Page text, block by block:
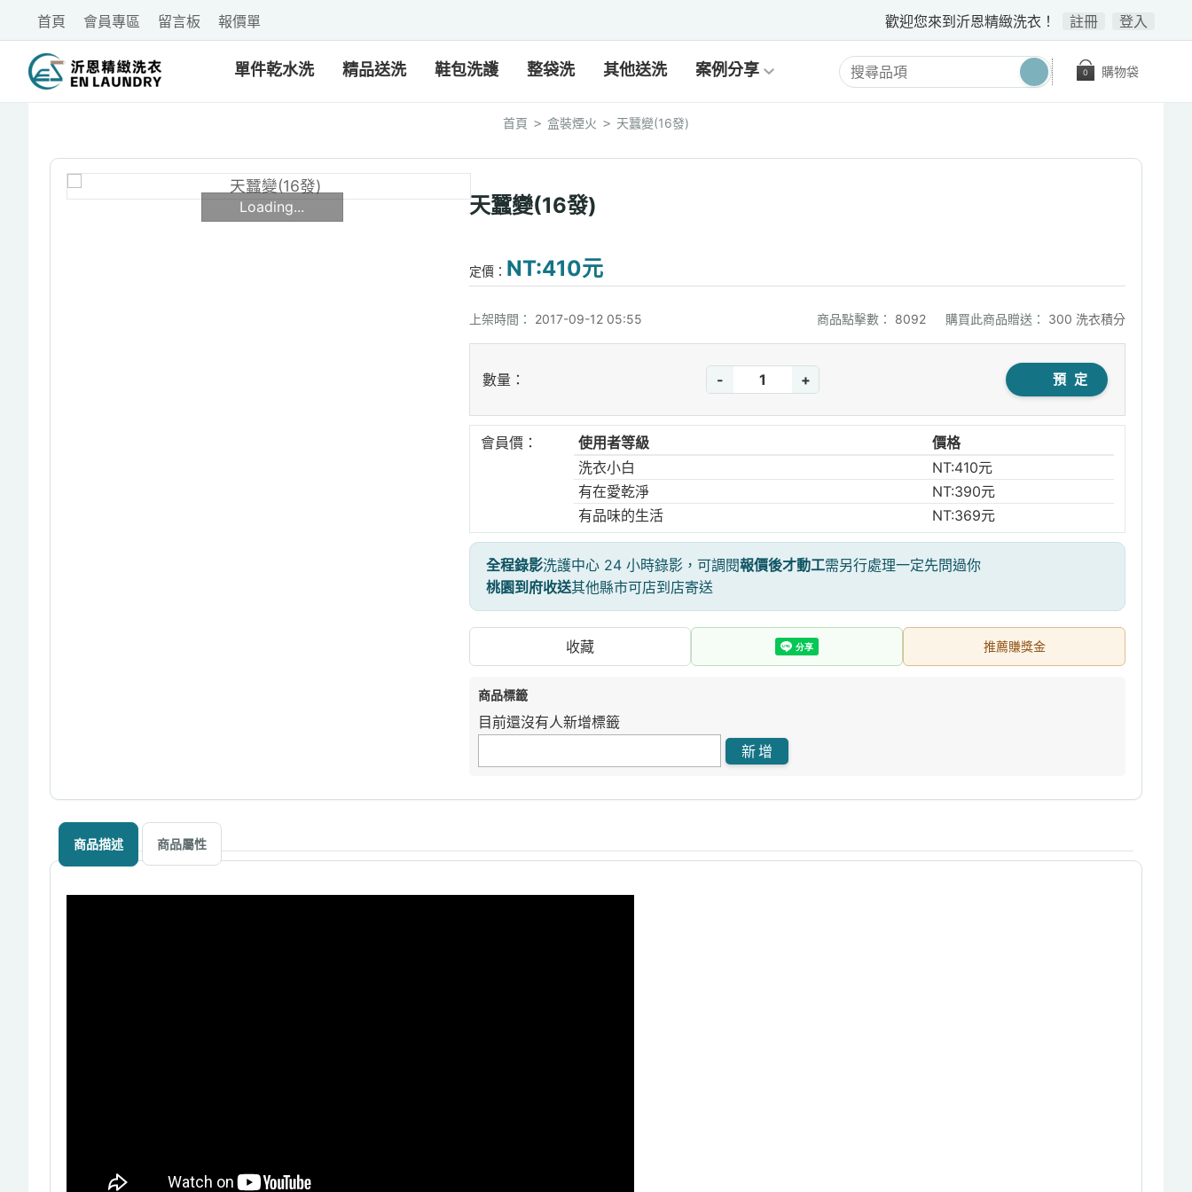
歡迎您來到沂恩精緻洗衣！ 註冊 登入
首頁 會員專區 留言板 報價單
單件乾水洗 精品送洗 鞋包洗護 整袋洗 其他送洗 案例分享 購物袋
0
首頁 > 盒裝煙火 > 天蠶變(16發)
天蠶變(16發)
定價： NT:410元
上架時間： 2017-09-12 05:55 商品點擊數： 8092 購買此商品贈送： 300 洗衣積分
數量： - + 預 定
會員價： 使用者等級
價格
洗衣小白
NT:410元
有在愛乾淨
NT:390元
有品味的生活
NT:369元
全程錄影洗護中心 24 小時錄影，可調閱報價後才動工需另行處理一定先問過你
桃園到府收送其他縣市可店到店寄送
收藏 推薦賺獎金
商品標籤
目前還沒有人新增標籤
Loading...
商品描述 商品屬性